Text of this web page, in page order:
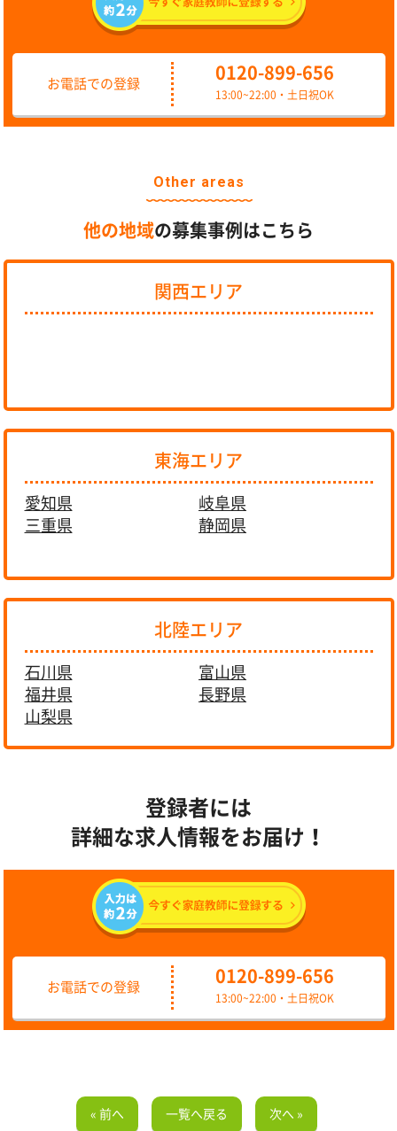
お電話での登録
0120-899-656
13:00~22:00・土日祝OK
Other areas
他の地域の募集事例はこちら
関西エリア
東海エリア
愛知県
岐阜県
三重県
静岡県
北陸エリア
石川県
富山県
福井県
長野県
山梨県
登録者には
詳細な求人情報をお届け！
お電話での登録
0120-899-656
13:00~22:00・土日祝OK
« 前へ 一覧へ戻る 次へ »